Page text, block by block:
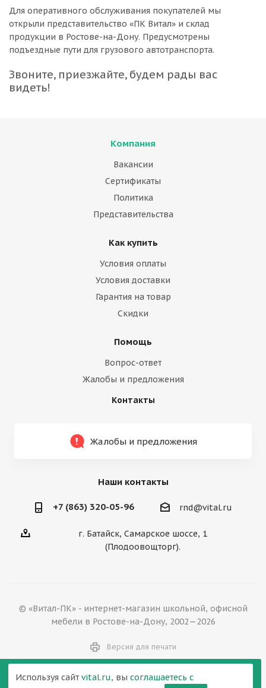
Для оперативного обслуживания покупателей мы
открыли представительство «ПК Витал» и склад
продукции в Ростове-на-Дону. Предусмотрены
подъездные пути для грузового автотранспорта.
Звоните, приезжайте, будем рады вас
видеть!
Компания
Вакансии
Сертификаты
Политика
Представительства
Как купить
Условия оплаты
Условия доставки
Гарантия на товар
Скидки
Помощь
Вопрос-ответ
Жалобы и предложения
Контакты
Жалобы и предложения
Наши контакты
+7 (863) 320-05-96 rnd@vital.ru
г. Батайск, Самарское шоссе, 1
(Плодоовощторг).
© «Витал-ПК» - интернет-магазин школьной, офисной
мебели в Ростове-на-Дону, 2002—2026
Версия для печати
Используя сайт vital.ru, вы соглашаетесь с